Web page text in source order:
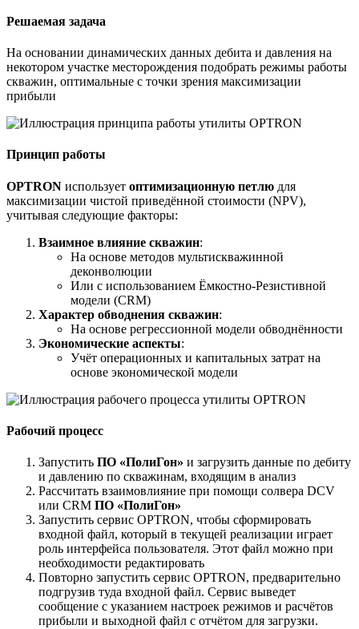
Решаемая задача
На основании динамических данных дебита и давления на
некотором участке месторождения подобрать режимы работы
скважин, оптимальные с точки зрения максимизации
прибыли
Принцип работы
OPTRON использует оптимизационную петлю для
максимизации чистой приведённой стоимости (NPV),
учитывая следующие факторы:
Взаимное влияние скважин:
На основе методов мультискважинной
деконволюции
Или с использованием Ёмкостно-Резистивной
модели (CRM)
Характер обводнения скважин:
На основе регрессионной модели обводнённости
Экономические аспекты:
Учёт операционных и капитальных затрат на
основе экономической модели
Рабочий процесс
Запустить ПО «ПолиГон» и загрузить данные по дебиту
и давлению по скважинам, входящим в анализ
Рассчитать взаимовлияние при помощи солвера DCV
или CRM ПО «ПолиГон»
Запустить сервис OPTRON, чтобы сформировать
входной файл, который в текущей реализации играет
роль интерфейса пользователя. Этот файл можно при
необходимости редактировать
Повторно запустить сервис OPTRON, предварительно
подгрузив туда входной файл. Сервис выведет
сообщение с указанием настроек режимов и расчётов
прибыли и выходной файл с отчётом для загрузки.